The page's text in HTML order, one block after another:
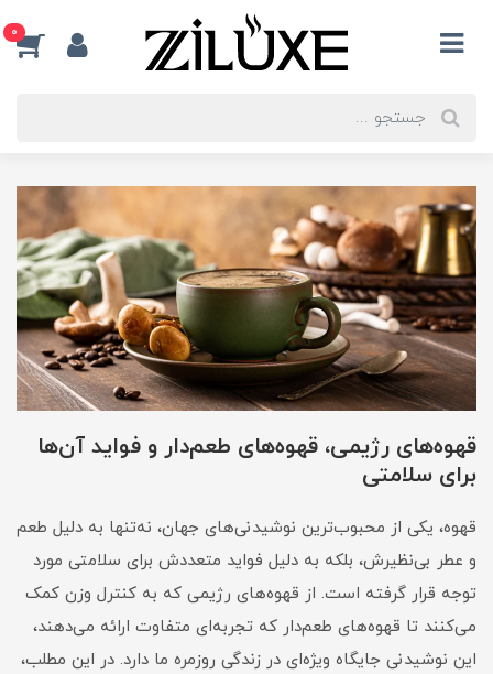
0
قهوه‌های رژیمی، قهوه‌های طعم‌دار و فواید آن‌ها
برای سلامتی
قهوه، یکی از محبوب‌ترین نوشیدنی‌های جهان، نه‌تنها به دلیل طعم
و عطر بی‌نظیرش، بلکه به دلیل فواید متعددش برای سلامتی مورد
توجه قرار گرفته است. از قهوه‌های رژیمی که به کنترل وزن کمک
می‌کنند تا قهوه‌های طعم‌دار که تجربه‌ای متفاوت ارائه می‌دهند،
این نوشیدنی جایگاه ویژه‌ای در زندگی روزمره ما دارد. در این مطلب،